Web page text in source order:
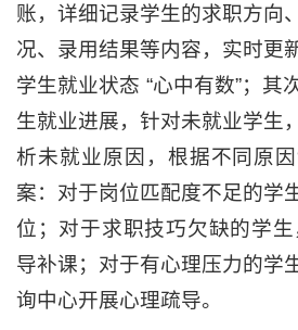
账，详细记录学生的求职方向
况、录用结果等内容，实时更
学生就业状态 “心中有数”；其
生就业进展，针对未就业学生
析未就业原因，根据不同原
案：对于岗位匹配度不足的学
位；对于求职技巧欠缺的学生
导补课；对于有心理压力的学
询中心开展心理疏导。